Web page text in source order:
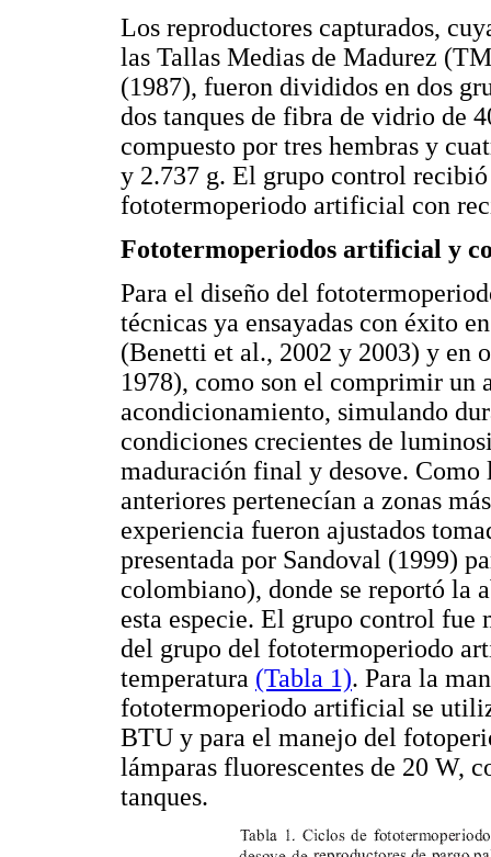
Los reproductores capturados,
las Tallas Medias de Madurez
(1987), fueron divididos en dos
dos tanques de fibra de vidrio de
compuesto por tres hembras y
y 2.737 g. El grupo control
fototermoperiodo artificial con
Fototermoperiodos artificial y
Para el diseño del
técnicas ya ensayadas con éxito
(Benetti et al., 2002 y 2003) y en
1978), como son el comprimir un
acondicionamiento, simulando
condiciones crecientes de
maduración final y desove. Como
anteriores pertenecían a zonas
experiencia fueron ajustados
presentada por Sandoval (1999)
colombiano), donde se reportó la
esta especie. El grupo control
del grupo del fototermoperiodo
temperatura (Tabla 1). Para la
fototermoperiodo artificial se
BTU y para el manejo del
lámparas fluorescentes de 20 W,
tanques.